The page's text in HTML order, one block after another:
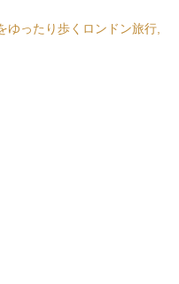
ゆったり歩くロンドン旅行